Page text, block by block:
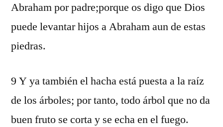
Abraham por padre;porque os digo que Dios
puede levantar hijos a Abraham aun de estas
piedras.
9 Y ya también el hacha está puesta a la raíz
de los árboles; por tanto, todo árbol que no da
buen fruto se corta y se echa en el fuego.